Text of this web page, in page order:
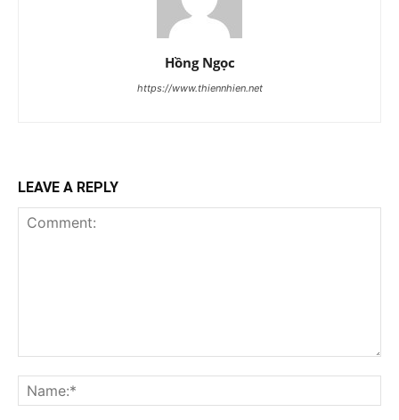
Hồng Ngọc
https://www.thiennhien.net
LEAVE A REPLY